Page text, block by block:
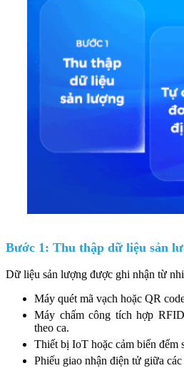
Bước 1: Thu thập dữ liệu sản
Dữ liệu sản lượng được ghi nhận từ
Máy quét mã vạch hoặc QR
Máy chấm công tích hợp
theo ca.
Thiết bị IoT hoặc cảm biến đếm
Phiếu giao nhận điện tử giữa các